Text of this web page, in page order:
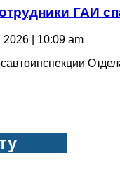
ГАИ
2026 | 10:09 am